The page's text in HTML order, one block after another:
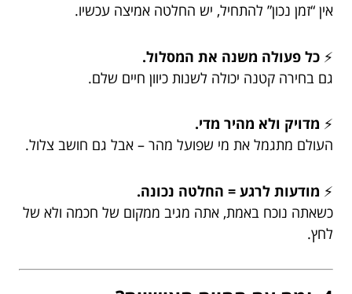
אין “זמן נכון” להתחיל, יש החלטה אמיצה עכשיו.
⚡ כל פעולה משנה את המסלול.
גם בחירה קטנה יכולה לשנות כיוון חיים שלם.
⚡ מדויק ולא מהיר מדי.
העולם מתגמל את מי שפועל מהר – אבל גם חושב צלול.
⚡ מודעות לרגע = החלטה נכונה.
כשאתה נוכח באמת, אתה מגיב ממקום של חכמה ולא של
לחץ.